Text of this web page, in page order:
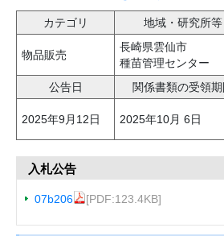
カテゴリ 地域・研究所等
物品販売
長崎県雲仙市
種苗管理センター
公告日
関係書類の受領期
2025年9月12日 2025年10月 6日
入札公告
07b206 [PDF:123.4KB]